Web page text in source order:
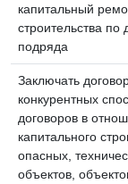
капитальный
строительства по
подряда
Заключать
конкурентных
договоров в
капитального
опасных,
объектов,